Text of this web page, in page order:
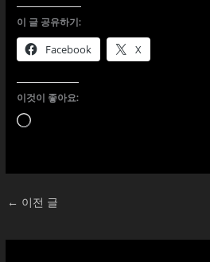
이 글 공유하기:
Facebook X
이것이 좋아요:
로
← 이전 글